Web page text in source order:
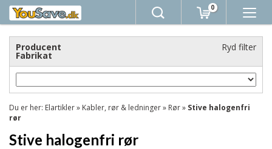
0
Producent
Fabrikat
Ryd filter
Du er her: Elartikler» Kabler, rør & ledninger» Rør» Stive halogenfri
rør
Stive halogenfri rør